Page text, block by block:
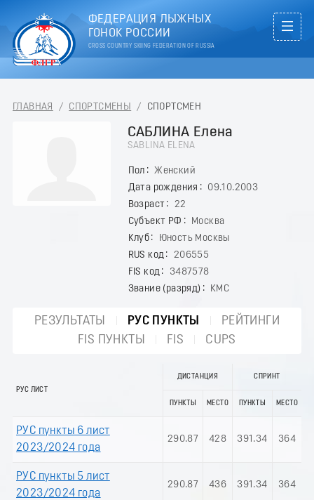
ФЕДЕРАЦИЯ ЛЫЖНЫХ
ГОНОК РОССИИ
CROSS COUNTRY SKIING FEDERATION OF RUSSIA
ГЛАВНАЯ / СПОРТСМЕНЫ / СПОРТСМЕН
САБЛИНА Елена
SABLINA ELENA
Пол
Женский
Дата рождения
09.10.2003
Возраст
22
Субъект РФ
Москва
Клуб
Юность Москвы
RUS код
206555
FIS код
3487578
Звание (разряд)
КМС
РЕЗУЛЬТАТЫ РУС ПУНКТЫ
РЕЙТИНГИ
FIS ПУНКТЫ
FIS CUPS
РУС ЛИСТ
ДИСТАНЦИЯ СПРИНТ
ПУНКТЫ МЕСТО ПУНКТЫ МЕСТО
РУС пункты 6 лист
2023/2024 года
290.87 428 391.34 364
РУС пункты 5 лист
2023/2024 года
290.87 436 391.34 364